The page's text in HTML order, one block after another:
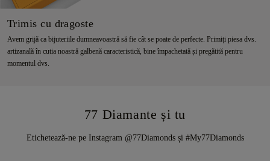
Trimis cu dragoste
Avem grijă ca bijuteriile dumneavoastră să fie cât se poate de perfecte. Primiți piesa dvs.
artizanală în cutia noastră galbenă caracteristică, bine împachetată și pregătită pentru
momentul dvs.
77 Diamante și tu
Etichetează-ne pe Instagram @77Diamonds și #My77Diamonds